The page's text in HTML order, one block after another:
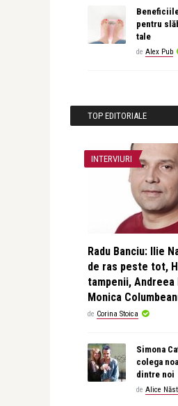
pentru
tale
de Alex Pub
TOP EDITORIALE
INTERVIURI
Radu Banciu: Ilie
de ras peste tot,
tampenii, Andreea
Monica
de Corina Stoica
Simona
colega
dintre noi
de Alice